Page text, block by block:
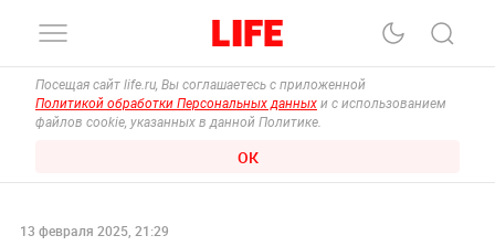
Посещая сайт life.ru, Вы соглашаетесь с приложенной
Политикой обработки Персональных данных и с использованием
файлов cookie, указанных в данной Политике.
ОК
13 февраля 2025, 21:29